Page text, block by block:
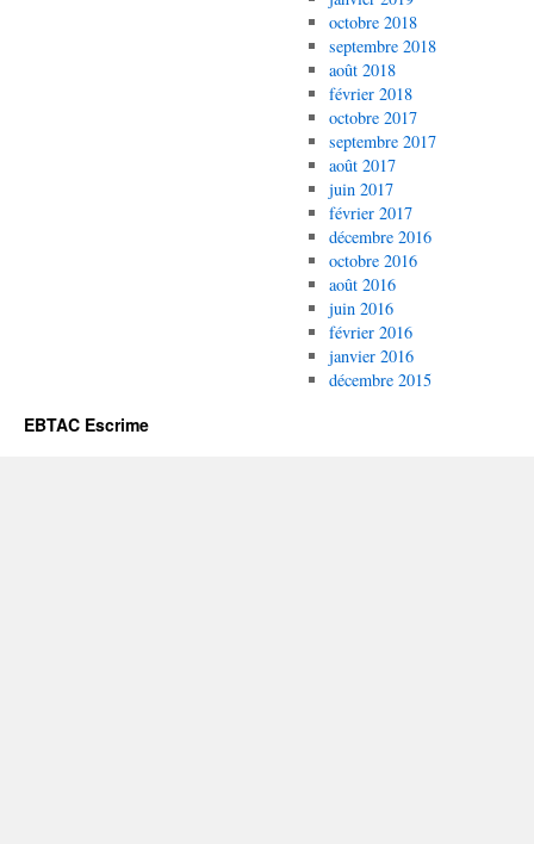
octobre 2018
septembre 2018
août 2018
février 2018
octobre 2017
septembre 2017
août 2017
juin 2017
février 2017
décembre 2016
octobre 2016
août 2016
juin 2016
février 2016
janvier 2016
décembre 2015
EBTAC Escrime